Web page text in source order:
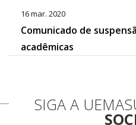
16 mar. 2020
Comunicado de
acadêmicas
SIGA A